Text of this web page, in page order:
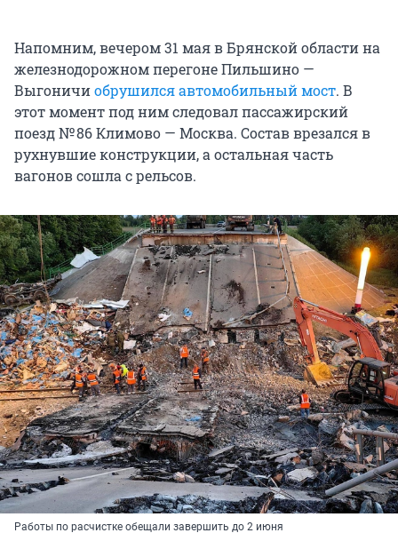
Напомним, вечером 31 мая в Брянской области на
железнодорожном перегоне Пильшино —
Выгоничиобрушился автомобильный мост. В
этот момент под ним следовал пассажирский
поезд № 86 Климово — Москва. Состав врезался в
рухнувшие конструкции, а остальная часть
вагонов сошла с рельсов.
Работы по расчистке обещали завершить до 2 июня